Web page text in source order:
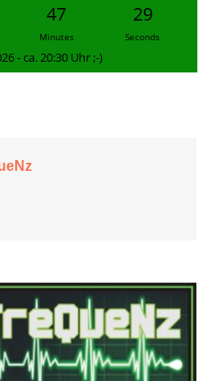
47
Minutes
28
Seconds
- ca. 20:30 Uhr ;-)